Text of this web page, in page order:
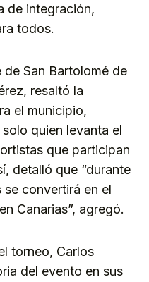
de integración,
todos.
de San Bartolomé de
resaltó la
el municipio,
quien levanta el
que participan
detalló que “durante
se convertirá en el
Canarias”, agregó.
torneo, Carlos
del evento en sus